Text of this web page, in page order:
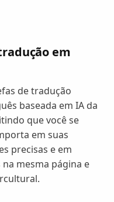
em
de tradução
baseada em IA da
que você se
em suas
precisas e em
mesma página e